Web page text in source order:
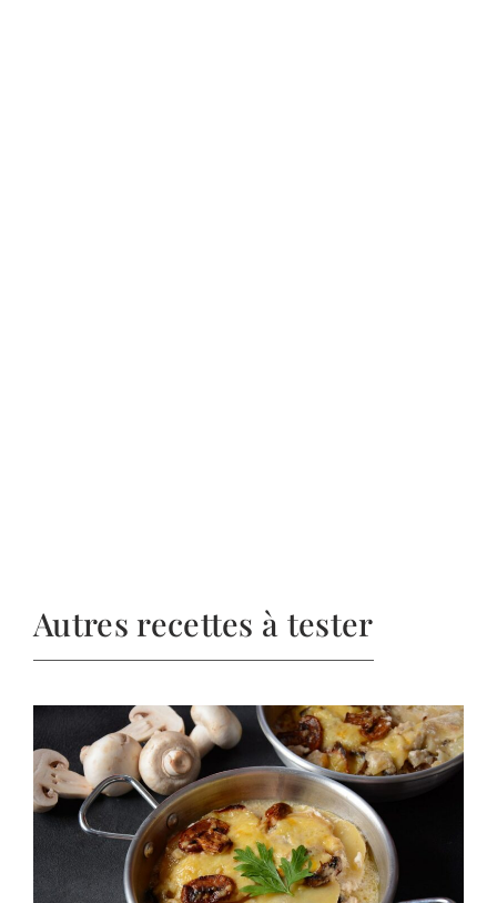
Autres recettes à tester